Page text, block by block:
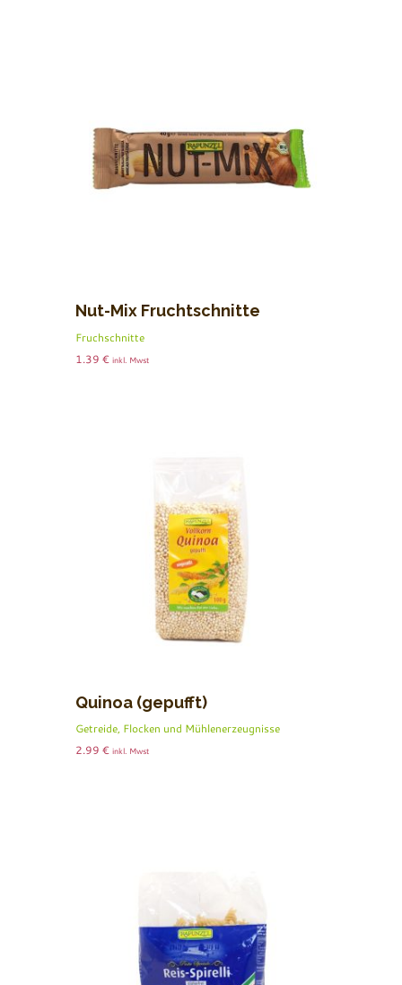
Nut-Mix Fruchtschnitte
Fruchschnitte
1.39 € inkl. Mwst
Quinoa (gepufft)
Getreide, Flocken und Mühlenerzeugnisse
2.99 € inkl. Mwst